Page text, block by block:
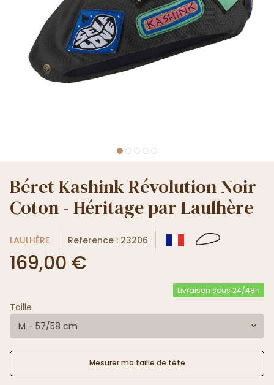
Béret Kashink Révolution Noir
Coton - Héritage par Laulhère
LAULHÈRE Reference : 23206
169,00 €
Livraison sous 24/48h
Taille
M - 57/58 cm
Mesurer ma taille de tête